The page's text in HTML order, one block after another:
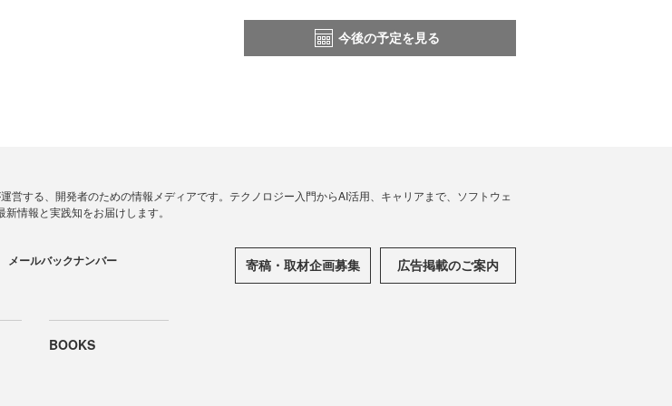
今後の予定を見る
営する、開発者のための情報メディアです。テクノロジー入門からAI活用、キャリアまで、ソフトウェ
情報と実践知をお届けします。
メールバックナンバー 寄稿・取材企画募集 広告掲載のご案内
BOOKS